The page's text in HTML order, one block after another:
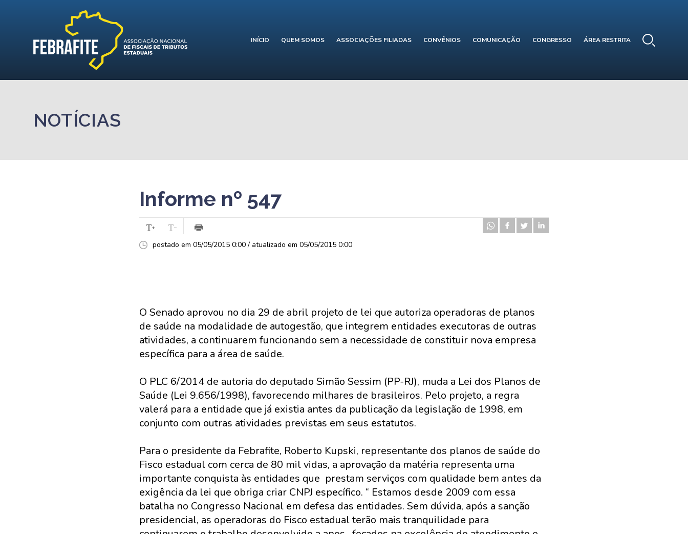
INÍCIO QUEM SOMOS ASSOCIAÇÕES FILIADAS CONVÊNIOS COMUNICAÇÃO CONGRESSO ÁREA RESTRITA
NOTÍCIAS
Informe nº 547
postado em 05/05/2015 0:00 / atualizado em 05/05/2015 0:00
O Senado aprovou no dia 29 de abril projeto de lei que autoriza operadoras de planos
de saúde na modalidade de autogestão, que integrem entidades executoras de outras
atividades, a continuarem funcionando sem a necessidade de constituir nova empresa
específica para a área de saúde.
O PLC 6/2014 de autoria do deputado Simão Sessim (PP-RJ), muda a Lei dos Planos de
Saúde (Lei 9.656/1998), favorecendo milhares de brasileiros. Pelo projeto, a regra
valerá para a entidade que já existia antes da publicação da legislação de 1998, em
conjunto com outras atividades previstas em seus estatutos.
Para o presidente da Febrafite, Roberto Kupski, representante dos planos de saúde do
Fisco estadual com cerca de 80 mil vidas, a aprovação da matéria representa uma
importante conquista às entidades que prestam serviços com qualidade bem antes da
exigência da lei que obriga criar CNPJ específico. “ Estamos desde 2009 com essa
batalha no Congresso Nacional em defesa das entidades. Sem dúvida, após a sanção
presidencial, as operadoras do Fisco estadual terão mais tranquilidade para